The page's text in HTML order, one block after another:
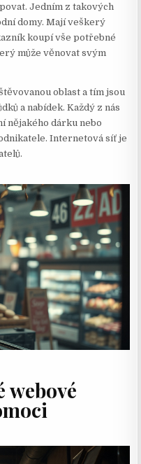
Jedním z takových
domy. Mají veškerý
koupí vše potřebné
může věnovat svým
oblast a tím jsou
a nabídek. Každý z nás
nějakého dárku nebo
Internetová síť je
webové